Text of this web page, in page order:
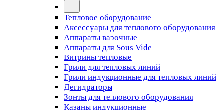
Тепловое оборудование
Аксессуары для теплового оборудования
Аппараты варочные
Аппараты для Sous Vide
Витрины тепловые
Грили для тепловых линий
Грили индукционные для тепловых линий
Дегидраторы
Зонты для теплового оборудования
Казаны индукционные